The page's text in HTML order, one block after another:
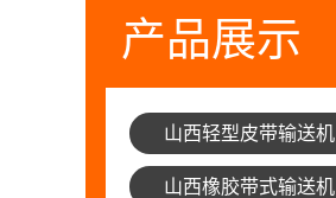
产品展示
山西轻型皮带输送机
山西橡胶带式输送机